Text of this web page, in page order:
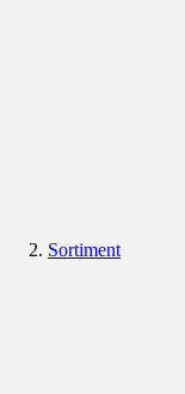
Sortiment